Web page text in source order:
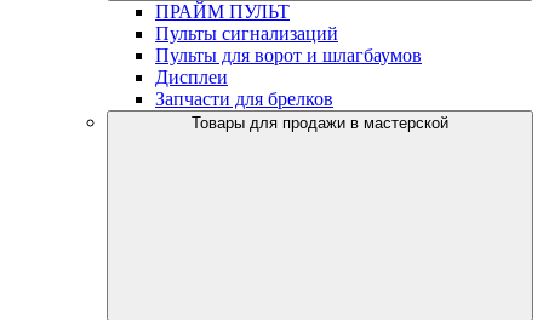
ПРАЙМ ПУЛЬТ
Пульты сигнализаций
Пульты для ворот и шлагбаумов
Дисплеи
Запчасти для брелков
Товары для продажи в мастерской